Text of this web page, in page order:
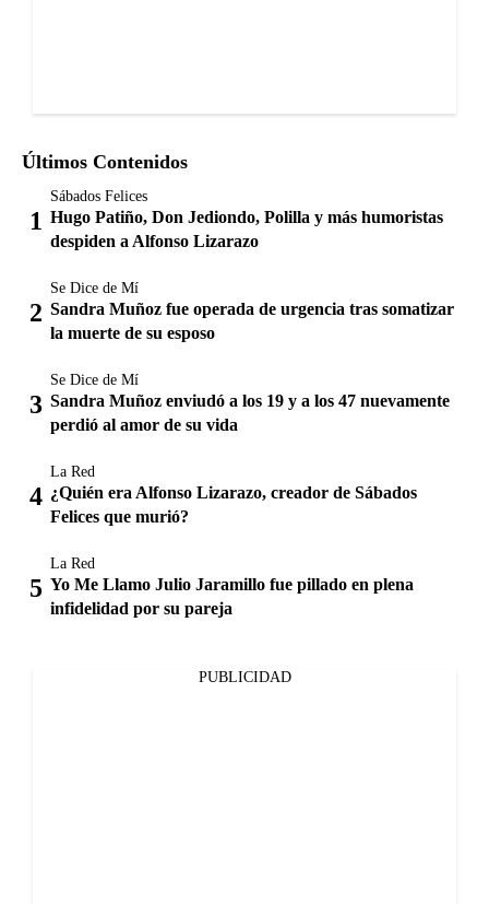
Últimos Contenidos
Sábados Felices
Hugo Patiño, Don Jediondo, Polilla y más humoristas
despiden a Alfonso Lizarazo
Se Dice de Mí
Sandra Muñoz fue operada de urgencia tras somatizar
la muerte de su esposo
Se Dice de Mí
Sandra Muñoz enviudó a los 19 y a los 47 nuevamente
perdió al amor de su vida
La Red
¿Quién era Alfonso Lizarazo, creador de Sábados
Felices que murió?
La Red
Yo Me Llamo Julio Jaramillo fue pillado en plena
infidelidad por su pareja
PUBLICIDAD